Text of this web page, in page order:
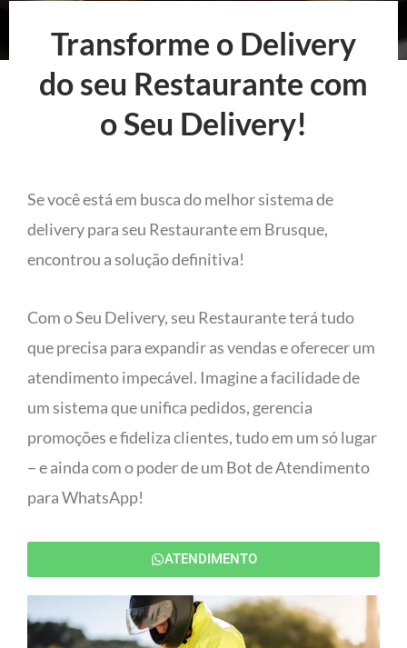
Transforme o Delivery
do seu Restaurante com
o Seu Delivery!
Se você está em busca do melhor sistema de
delivery para seu Restaurante em Brusque,
encontrou a solução definitiva!
Com o Seu Delivery, seu Restaurante terá tudo
que precisa para expandir as vendas e oferecer um
atendimento impecável. Imagine a facilidade de
um sistema que unifica pedidos, gerencia
promoções e fideliza clientes, tudo em um só lugar
– e ainda com o poder de um Bot de Atendimento
para WhatsApp!
ATENDIMENTO